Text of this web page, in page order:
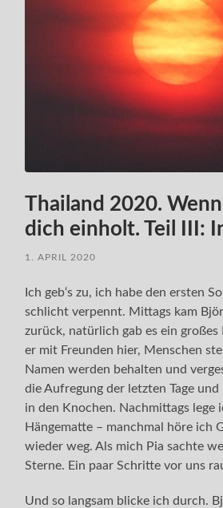
Thailand 2020.
dich einholt. Teil III:
1. APRIL 2020
Ich geb‘s zu, ich habe den ersten
schlicht verpennt. Mittags kam
zurück, natürlich gab es ein
er mit Freunden hier, Menschen
Namen werden behalten und
die Aufregung der letzten Tage
in den Knochen. Nachmittags lege
Hängematte – manchmal höre ich
wieder weg. Als mich Pia sachte
Sterne. Ein paar Schritte vor uns
Und so langsam blicke ich durch.